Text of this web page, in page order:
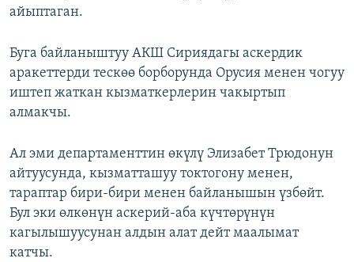
айыптаган.
Буга байланыштуу АКШ Сириядагы аскердик
аракеттерди тескөө борборунда Орусия менен чогуу
иштеп жаткан кызматкерлерин чакыртып
алмакчы.
Ал эми департаменттин өкүлү Элизабет Трюдонун
айтуусунда, кызматташуу токтогону менен,
тараптар бири-бири менен байланышын үзбөйт.
Бул эки өлкөнүн аскерий-аба күчтөрүнүн
кагылышуусунан алдын алат дейт маалымат
катчы.